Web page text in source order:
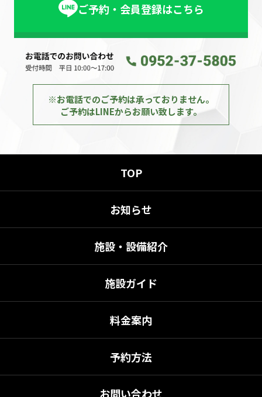
ご予約・会員登録はこちら
※お電話でのご予約は承っておりません。
ご予約はLINEからお願い致します。
TOP
お知らせ
施設・設備紹介
施設ガイド
料金案内
予約方法
お問い合わせ